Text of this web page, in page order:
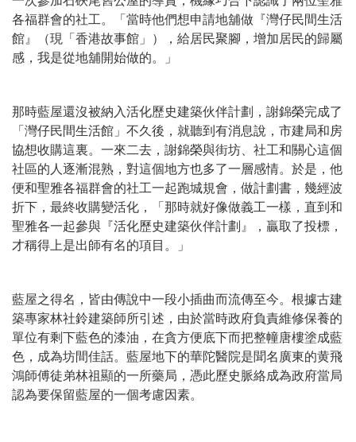
各福群會的社工。「當時他們想申請地舖做『灣仔民間生活
館』（現「香港故事館」），給居民聚腳，增加居民的歸屬
感，我是從地舖開始做的。」
那時藍屋還沒被納入活化歷史建築伙伴計劃，謝錦榮完成了
「灣仔民間生活館」不久後，就聽到有消息說，市建局和房
協想收購這裏。一來二去，謝錦榮與街坊、社工和關心這個
社區的人逐漸混熟，對這個地方也多了一層感情。於是，他
便和聖雅各福群會的社工一起跑城規會，做計劃書，幾經波
折下，最終收購變活化，「那時就好像做義工一樣，直到和
聖雅各一起參與『活化歷史建築伙伴計劃』，贏取了投標，
才稱得上是出師有名的項目。」
藍屋之得名，皆由傳說中一段小插曲而流傳至今。根據古建
築專家林社鈴建築師所引述，由於當時政府負責維修保養的
單位有剩下藍色的漆油，在貪方便底下而把整幢唐樓塗成藍
色，成為坊間佳話。藍屋地下的華陀醫院是聞名廣東的黄飛
鴻師傅徒弟林祖顯的一所藥局，憑此歷史脈絡成為政府當局
認為要保留藍屋的一個考慮因素。